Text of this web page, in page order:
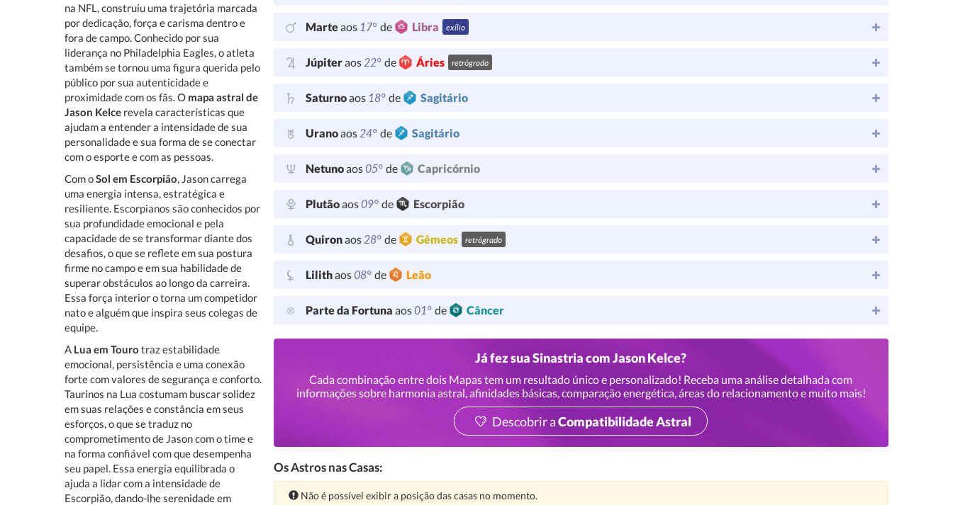
na NFL, construiu uma trajetória marcada
por dedicação, força e carisma dentro e
fora de campo. Conhecido por sua
liderança no Philadelphia Eagles, o atleta
também se tornou uma figura querida pelo
público por sua autenticidade e
proximidade com os fãs. O mapa astral de
Jason Kelce revela características que
ajudam a entender a intensidade de sua
personalidade e sua forma de se conectar
com o esporte e com as pessoas.
Com oSol em Escorpião, Jason carrega
uma energia intensa, estratégica e
resiliente. Escorpianos são conhecidos por
sua profundidade emocional e pela
capacidade de se transformar diante dos
desafios, o que se reflete em sua postura
firme no campo e em sua habilidade de
superar obstáculos ao longo da carreira.
Essa força interior o torna um competidor
nato e alguém que inspira seus colegas de
equipe.
A Lua em Touro traz estabilidade
emocional, persistência e uma conexão
forte com valores de segurança e conforto.
Taurinos na Lua costumam buscar solidez
em suas relações e constância em seus
esforços, o que se traduz no
comprometimento de Jason com o time e
na forma confiável com que desempenha
seu papel. Essa energia equilibrada o
ajuda a lidar com a intensidade de
Escorpião, dando-lhe serenidade em
Marteaos 17° de Libra exílio
Júpiteraos22° de Áries retrógrado
Saturnoaos 18° de Sagitário
Uranoaos24° de Sagitário
Netunoaos05° de Capricórnio
Plutãoaos09° de Escorpião
Quironaos28° de Gêmeos retrógrado
Lilithaos08° de Leão
Parte da Fortuna aos01° de Câncer
Já fez sua Sinastria com Jason Kelce?
Cada combinação entre dois Mapas tem um resultado único e personalizado! Receba uma análise detalhada com
informações sobre harmonia astral, afinidades básicas, comparação energética, áreas do relacionamento e muito mais!
Descobrir aCompatibilidade Astral
Os Astros nas Casas:
Atenção:
Não é possível exibir a posição das casas no momento.